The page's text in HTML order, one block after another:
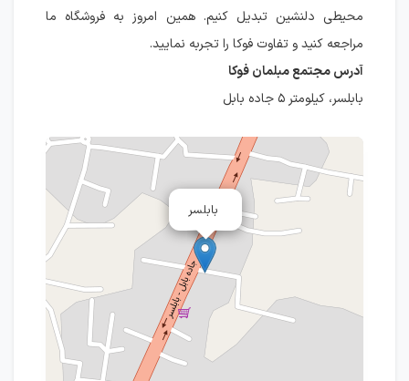
محیطی دلنشین تبدیل کنیم. همین امروز به فروشگاه ما
مراجعه کنید و تفاوت فوکا را تجربه نمایید.
آدرس مجتمع مبلمان فوکا
بابلسر، کیلومتر ۵ جاده بابل
بابلسر